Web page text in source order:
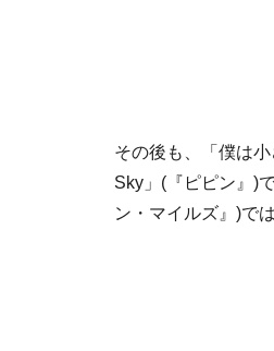
その後も、「僕は
Sky」(『ピピン』)
ン・マイルズ』)で